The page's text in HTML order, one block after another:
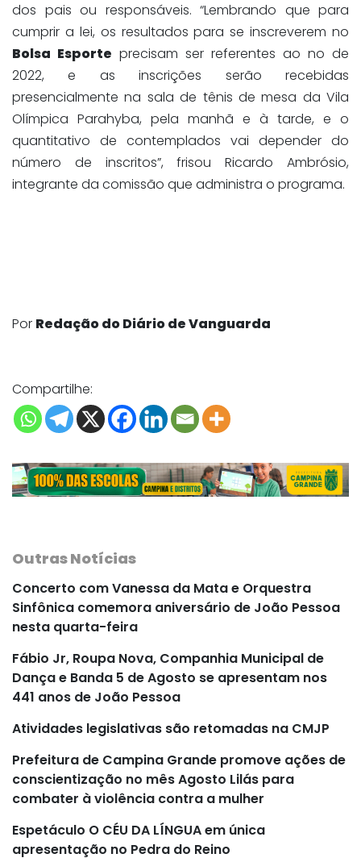
dos pais ou responsáveis. “Lembrando que para
cumprir a lei, os resultados para se inscreverem no
Bolsa Esporte precisam ser referentes ao no de
2022, e as inscrições serão recebidas
presencialmente na sala de tênis de mesa da Vila
Olímpica Parahyba, pela manhã e à tarde, e o
quantitativo de contemplados vai depender do
número de inscritos”, frisou Ricardo Ambrósio,
integrante da comissão que administra o programa.
Por Redação do Diário de Vanguarda
Compartilhe:
Outras Notícias
Concerto com Vanessa da Mata e Orquestra
Sinfônica comemora aniversário de João Pessoa
nesta quarta-feira
Fábio Jr, Roupa Nova, Companhia Municipal de
Dança e Banda 5 de Agosto se apresentam nos
441 anos de João Pessoa
Atividades legislativas são retomadas na CMJP
Prefeitura de Campina Grande promove ações de
conscientização no mês Agosto Lilás para
combater à violência contra a mulher
Espetáculo O CÉU DA LÍNGUA em única
apresentação no Pedra do Reino